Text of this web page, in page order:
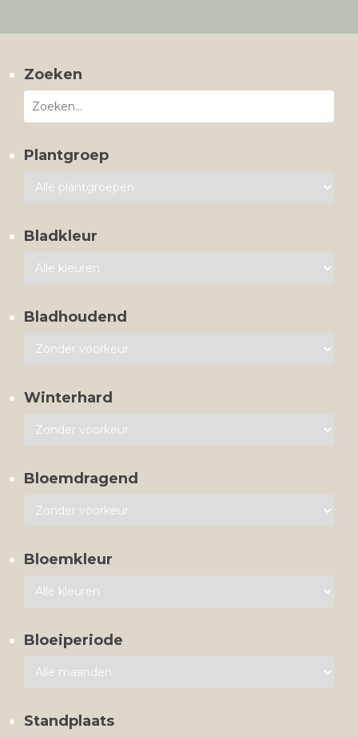
Zoeken
Plantgroep
Bladkleur
Bladhoudend
Winterhard
Bloemdragend
Bloemkleur
Bloeiperiode
Standplaats